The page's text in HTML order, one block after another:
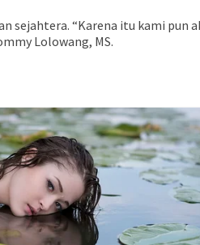
sejahtera. “Karena itu kami
Lolowang, MS.